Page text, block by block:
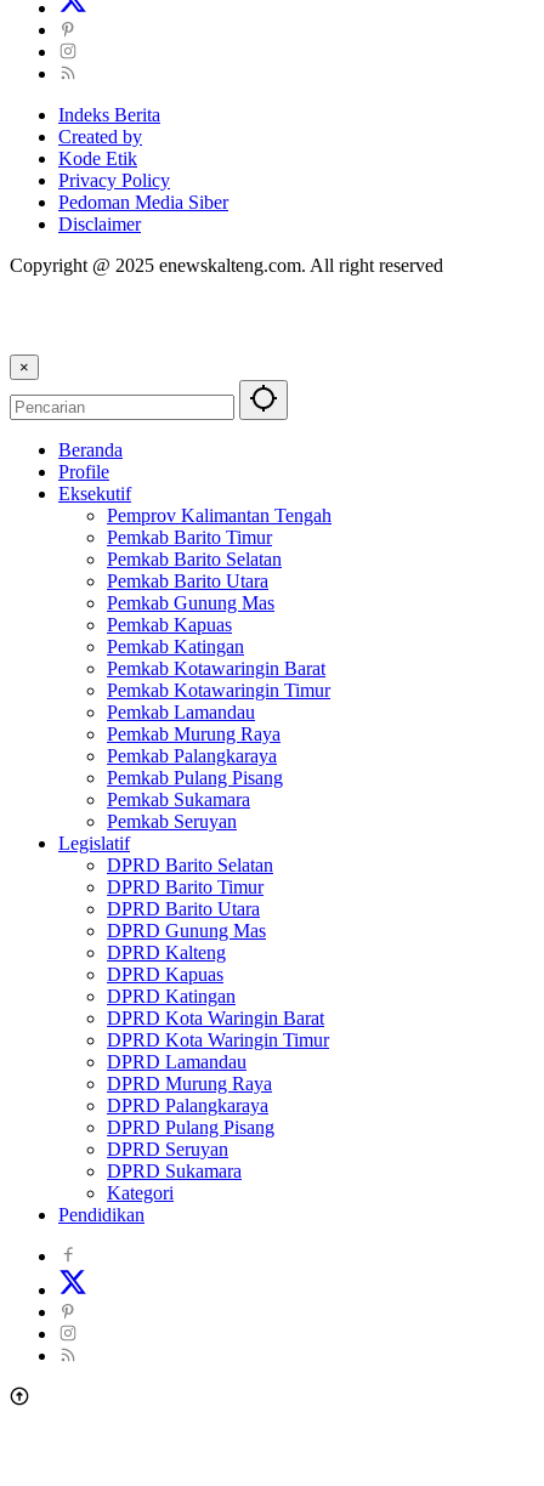
Indeks Berita
Created by
Kode Etik
Privacy Policy
Pedoman Media Siber
Disclaimer
Copyright @ 2025 enewskalteng.com. All right reserved
×
Beranda
Profile
Eksekutif
Pemprov Kalimantan Tengah
Pemkab Barito Timur
Pemkab Barito Selatan
Pemkab Barito Utara
Pemkab Gunung Mas
Pemkab Kapuas
Pemkab Katingan
Pemkab Kotawaringin Barat
Pemkab Kotawaringin Timur
Pemkab Lamandau
Pemkab Murung Raya
Pemkab Palangkaraya
Pemkab Pulang Pisang
Pemkab Sukamara
Pemkab Seruyan
Legislatif
DPRD Barito Selatan
DPRD Barito Timur
DPRD Barito Utara
DPRD Gunung Mas
DPRD Kalteng
DPRD Kapuas
DPRD Katingan
DPRD Kota Waringin Barat
DPRD Kota Waringin Timur
DPRD Lamandau
DPRD Murung Raya
DPRD Palangkaraya
DPRD Pulang Pisang
DPRD Seruyan
DPRD Sukamara
Kategori
Pendidikan